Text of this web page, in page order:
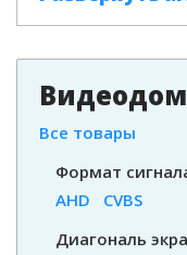
Все товары
Формат
AHD
CVBS
Диагональ